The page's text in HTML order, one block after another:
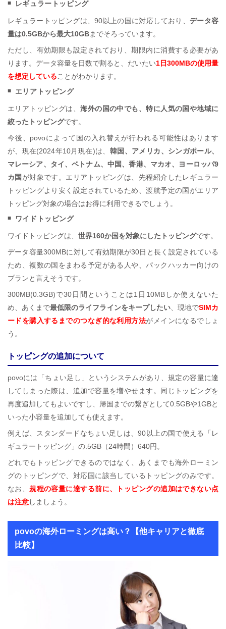
レギュラートッピング
レギュラートッピングは、90以上の国に対応しており、データ容
量は0.5GBから最大10GBまでそろっています。
ただし、有効期限も設定されており、期限内に消費する必要があ
ります。データ容量を日数で割ると、だいたい1日300MBの使用量
を想定していることがわかります。
エリアトッピング
エリアトッピングは、海外の国の中でも、特に人気の国や地域に
絞ったトッピングです。
今後、povoによって国の入れ替えが行われる可能性はあります
が、現在(2024年10月現在)は、 韓国、アメリカ、シンガポール、
マレーシア、タイ、ベトナム、中国、香港、マカオ、ヨーロッパ9
カ国が対象です。エリアトッピングは、先程紹介したレギュラー
トッピングより安く設定されているため、渡航予定の国がエリア
トッピング対象の場合はお得に利用できるでしょう。
ワイドトッピング
ワイドトッピングは、 世界160か国を対象にしたトッピングです。
データ容量300MBに対して有効期限が30日と長く設定されている
ため、複数の国をまわる予定がある人や、パックハッカー向けの
プランと言えそうです。
300MB(0.3GB)で30日間ということは1日10MBしか使えないた
め、あくまで最低限のライフラインをキープしたい、現地でSIMカ
ードを購入するまでのつなぎ的な利用方法がメインになるでしょ
う。
トッピングの追加について
povoには「ちょい足し」というシステムがあり、規定の容量に達
してしまった際は、追加で容量を増やせます。同じトッピングを
再度追加してもよいですし、帰国までの繋ぎとして0.5GBや1GBと
いった小容量を追加しても使えます。
例えば、スタンダードなちょい足しは、90以上の国で使える「レ
ギュラートッピング」の.5GB（24時間）640円。
どれでもトッピングできるのではなく、あくまでも海外ローミン
グのトッピングで、対応国に該当しているトッピングのみです。
なお、規程の容量に達する前に、トッピングの追加はできない点
は注意しましょう。
povoの海外ローミングは高い？【他キャリアと徹底
比較】